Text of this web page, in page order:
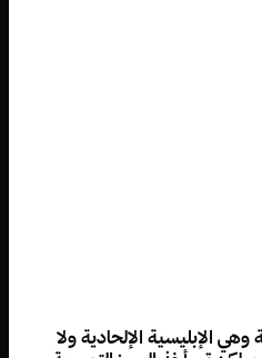
الإبليسية الإلحادية ولا